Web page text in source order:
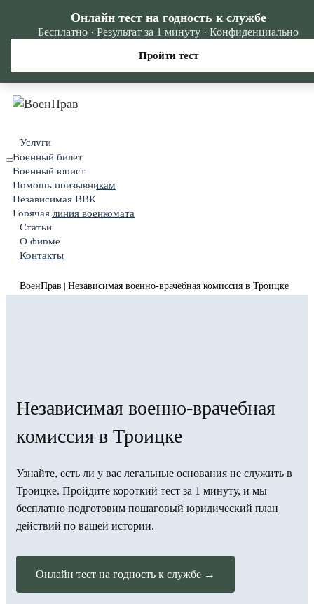
Услуги
Военный билет
Военный юрист
Помощь призывникам
Независимая ВВК
Горячая линия военкомата
Статьи
О фирме
Контакты
ВоенПрав Независимая военно-врачебная комиссия в Троицке
Независимая военно-врачебная
комиссия в Троицке
Узнайте, есть ли у вас легальные основания не служить в
Троицке. Пройдите короткий тест за 1 минуту, и мы
бесплатно подготовим пошаговый юридический план
действий по вашей истории.
Онлайн тест на годность к службе →
Онлайн тест на годность к службе
Бесплатно · Результат за 1 минуту · Конфиденциально
Пройти тест